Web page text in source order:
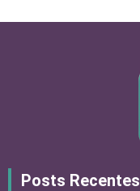
Posts Recentes